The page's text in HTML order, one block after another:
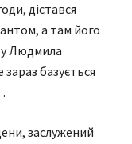
дістався
а там його
Людмила
базується
заслужений